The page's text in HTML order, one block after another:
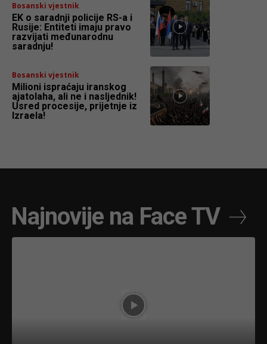
Bosanski vjestnik
EK o saradnji policije RS-a i
Rusije: Entiteti imaju pravo
razvijati međunarodnu
saradnju!
Bosanski vjestnik
Milioni ispraćaju iranskog
ajatolaha, ali ne i nasljednik!
Usred procesije, prijetnje iz
Izraela!
Najnovije na Face TV